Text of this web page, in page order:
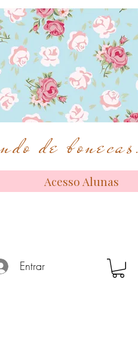
de bonecas.
Acesso Alunas
Entrar